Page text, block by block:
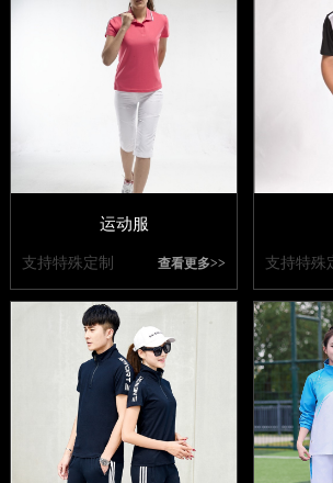
运动服
支持特殊定制 查看更多>> 支持特殊